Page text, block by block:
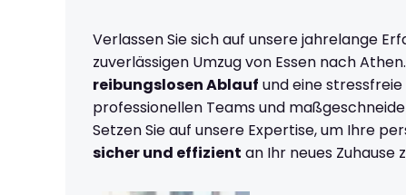
Verlassen Sie sich auf unsere jahrelange
zuverlässigen Umzug von Essen nach
reibungslosen Ablauf und eine
professionellen Teams und
Setzen Sie auf unsere Expertise, um Ihre
sicher und effizient an Ihr neues Zuhause